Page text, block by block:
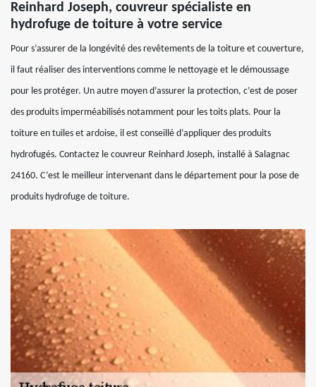
Reinhard Joseph, couvreur spécialiste en
hydrofuge de toiture à votre service
Pour s’assurer de la longévité des revêtements de la toiture et couverture,
il faut réaliser des interventions comme le nettoyage et le démoussage
pour les protéger. Un autre moyen d’assurer la protection, c’est de poser
des produits imperméabilisés notamment pour les toits plats. Pour la
toiture en tuiles et ardoise, il est conseillé d’appliquer des produits
hydrofugés. Contactez le couvreur Reinhard Joseph, installé à Salagnac
24160. C’est le meilleur intervenant dans le département pour la pose de
produits hydrofuge de toiture.